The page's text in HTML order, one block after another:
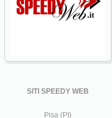
SITI SPEEDY WEB
Pisa (PI)